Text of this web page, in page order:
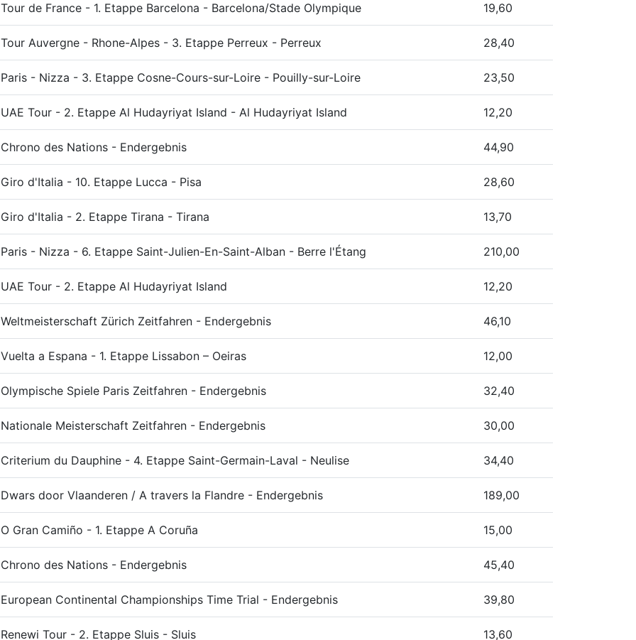
Tour de France - 1. Etappe Barcelona - Barcelona/Stade Olympique 19,60
Tour Auvergne - Rhone-Alpes - 3. Etappe Perreux - Perreux 28,40
Paris - Nizza - 3. Etappe Cosne-Cours-sur-Loire - Pouilly-sur-Loire 23,50
UAE Tour - 2. Etappe Al Hudayriyat Island - Al Hudayriyat Island 12,20
Chrono des Nations - Endergebnis 44,90
Giro d'Italia - 10. Etappe Lucca - Pisa 28,60
Giro d'Italia - 2. Etappe Tirana - Tirana 13,70
Paris - Nizza - 6. Etappe Saint-Julien-En-Saint-Alban - Berre l'Étang 210,00
UAE Tour - 2. Etappe Al Hudayriyat Island 12,20
Weltmeisterschaft Zürich Zeitfahren - Endergebnis 46,10
Vuelta a Espana - 1. Etappe Lissabon – Oeiras 12,00
Olympische Spiele Paris Zeitfahren - Endergebnis 32,40
Nationale Meisterschaft Zeitfahren - Endergebnis 30,00
Criterium du Dauphine - 4. Etappe Saint-Germain-Laval - Neulise 34,40
Dwars door Vlaanderen / A travers la Flandre - Endergebnis 189,00
O Gran Camiño - 1. Etappe A Coruña 15,00
Chrono des Nations - Endergebnis 45,40
European Continental Championships Time Trial - Endergebnis 39,80
Renewi Tour - 2. Etappe Sluis - Sluis 13,60